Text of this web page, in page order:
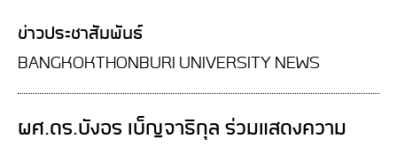
ข่าวประชาสัมพันธ์
BANGKOKTHONBURI UNIVERSITY NEWS
ผศ.ดร.บังอร เบ็ญจาธิกุล ร่วมแสดงความ